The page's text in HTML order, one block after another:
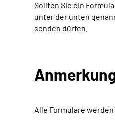
Sollten Sie ein
unter der unten
senden dürfen.
Alle Formulare